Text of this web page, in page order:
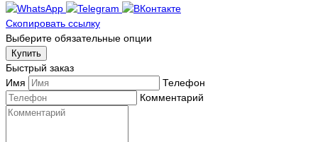
Скопировать ссылку
Выберите обязательные опции
Купить
Быстрый заказ
Имя
Телефон
Комментарий